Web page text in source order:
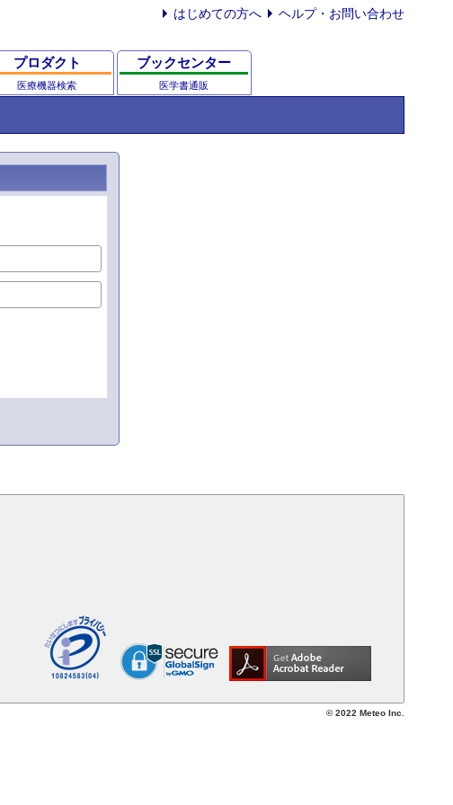
はじめての方へ ヘルプ・お問い合わせ
プロダクト
医療機器検索
ブックセンター
医学書通販
© 2022 Meteo Inc.